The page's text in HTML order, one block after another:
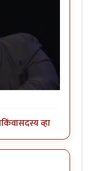
किंवासदस्य व्हा